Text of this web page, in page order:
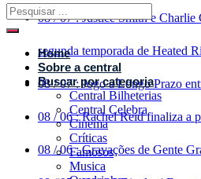
08 / 07 : Justice Smith e Charlie
segunda temporada de Heated
08 / 07 : Jogo a Longo Prazo
08 / 06 : Rachel Reid finaliza a
08 / 06 : Gravações de Gente
Home
Sobre a central
Buscar por categoria
Central Bilheterias
Central Celebra
Cinema
Críticas
Famosos
Musica